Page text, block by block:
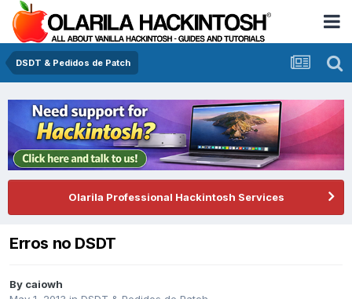
DSDT & Pedidos de Patch
Olarila Professional Hackintosh Services
Erros no DSDT
By caiowh